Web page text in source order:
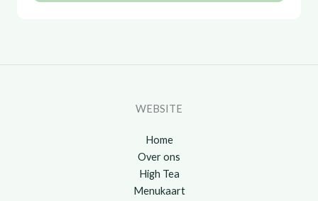
WEBSITE
Home
Over ons
High Tea
Menukaart